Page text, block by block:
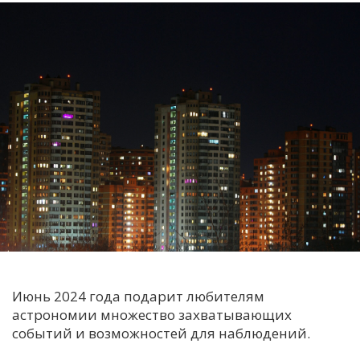
В
Е
К
С
Июнь 2024 года подарит любителям
астрономии множество захватывающих
событий и возможностей для наблюдений.